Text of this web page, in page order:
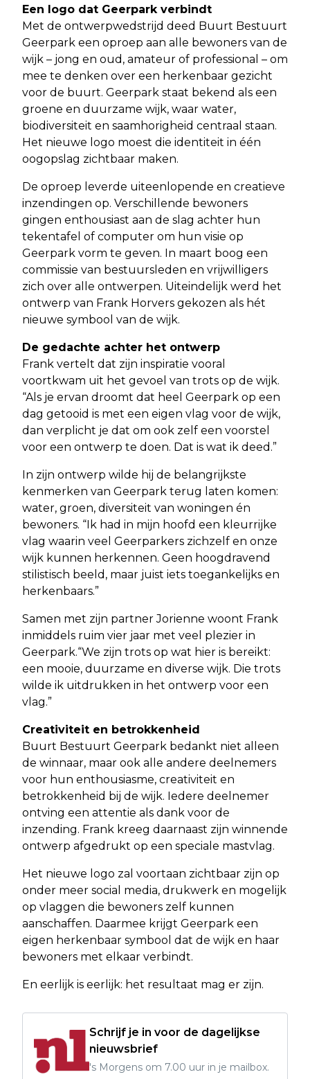
Een logo dat Geerpark verbindt
Met de ontwerpwedstrijd deed Buurt Bestuurt
Geerpark een oproep aan alle bewoners van de
wijk – jong en oud, amateur of professional – om
mee te denken over een herkenbaar gezicht
voor de buurt. Geerpark staat bekend als een
groene en duurzame wijk, waar water,
biodiversiteit en saamhorigheid centraal staan.
Het nieuwe logo moest die identiteit in één
oogopslag zichtbaar maken.
De oproep leverde uiteenlopende en creatieve
inzendingen op. Verschillende bewoners
gingen enthousiast aan de slag achter hun
tekentafel of computer om hun visie op
Geerpark vorm te geven. In maart boog een
commissie van bestuursleden en vrijwilligers
zich over alle ontwerpen. Uiteindelijk werd het
ontwerp van Frank Horvers gekozen als hét
nieuwe symbool van de wijk.
De gedachte achter het ontwerp
Frank vertelt dat zijn inspiratie vooral
voortkwam uit het gevoel van trots op de wijk.
“Als je ervan droomt dat heel Geerpark op een
dag getooid is met een eigen vlag voor de wijk,
dan verplicht je dat om ook zelf een voorstel
voor een ontwerp te doen. Dat is wat ik deed.”
In zijn ontwerp wilde hij de belangrijkste
kenmerken van Geerpark terug laten komen:
water, groen, diversiteit van woningen én
bewoners. “Ik had in mijn hoofd een kleurrijke
vlag waarin veel Geerparkers zichzelf en onze
wijk kunnen herkennen. Geen hoogdravend
stilistisch beeld, maar juist iets toegankelijks en
herkenbaars.”
Samen met zijn partner Jorienne woont Frank
inmiddels ruim vier jaar met veel plezier in
Geerpark.“We zijn trots op wat hier is bereikt:
een mooie, duurzame en diverse wijk. Die trots
wilde ik uitdrukken in het ontwerp voor een
vlag.”
Creativiteit en betrokkenheid
Buurt Bestuurt Geerpark bedankt niet alleen
de winnaar, maar ook alle andere deelnemers
voor hun enthousiasme, creativiteit en
betrokkenheid bij de wijk. Iedere deelnemer
ontving een attentie als dank voor de
inzending. Frank kreeg daarnaast zijn winnende
ontwerp afgedrukt op een speciale mastvlag.
Het nieuwe logo zal voortaan zichtbaar zijn op
onder meer social media, drukwerk en mogelijk
op vlaggen die bewoners zelf kunnen
aanschaffen. Daarmee krijgt Geerpark een
eigen herkenbaar symbool dat de wijk en haar
bewoners met elkaar verbindt.
En eerlijk is eerlijk: het resultaat mag er zijn.
Schrijf je in voor de dagelijkse
nieuwsbrief
's Morgens om 7.00 uur in je mailbox.